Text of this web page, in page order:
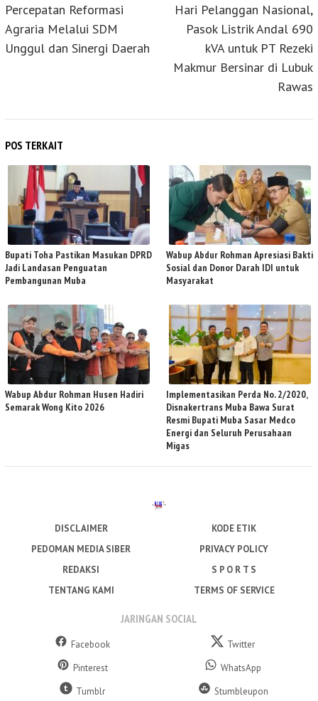
Percepatan Reformasi
Agraria Melalui SDM
Unggul dan Sinergi Daerah
Hari Pelanggan Nasional,
Pasok Listrik Andal 690
kVA untuk PT Rezeki
Makmur Bersinar di Lubuk
Rawas
POS TERKAIT
Bupati Toha Pastikan Masukan DPRD
Jadi Landasan Penguatan
Pembangunan Muba
Wabup Abdur Rohman Apresiasi Bakti
Sosial dan Donor Darah IDI untuk
Masyarakat
Wabup Abdur Rohman Husen Hadiri
Semarak Wong Kito 2026
Implementasikan Perda No. 2/2020,
Disnakertrans Muba Bawa Surat
Resmi Bupati Muba Sasar Medco
Energi dan Seluruh Perusahaan
Migas
DISCLAIMER
KODE ETIK
PEDOMAN MEDIA SIBER
PRIVACY POLICY
REDAKSI
S P O R T S
TENTANG KAMI
TERMS OF SERVICE
JARINGAN SOCIAL
Facebook
Twitter
Pinterest
WhatsApp
Tumblr
Stumbleupon